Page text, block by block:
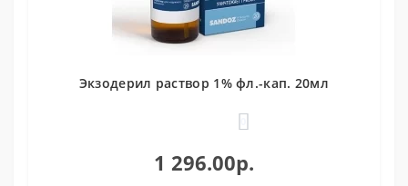
Экзодерил раствор 1% фл.-кап. 20мл
1 296.00р.